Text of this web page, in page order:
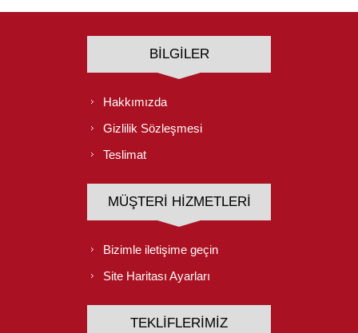
BILGILER
Hakkımızda
Gizlilik Sözleşmesi
Teslimat
MÜŞTERI HIZMETLERI
Bizimle iletişime geçin
Site Haritası Ayarları
TEKLIFLERIMIZ